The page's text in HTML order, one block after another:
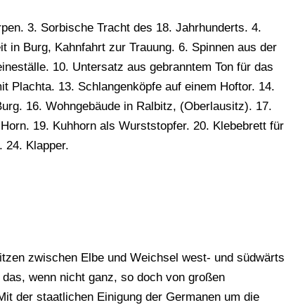
3. Sorbische Tracht des 18. Jahrhunderts. 4.
in Burg, Kahnfahrt zur Trauung. 6. Spinnen aus der
10. Untersatz aus gebranntem Ton für das
Plachta. 13. Schlangenköpfe auf einem Hoftor. 14.
16. Wohngebäude in Ralbitz, (Oberlausitz). 17.
19. Kuhhorn als Wurststopfer. 20. Klebebrett für
24. Klapper.
zwischen Elbe und Weichsel west- und südwärts
wenn nicht ganz, so doch von großen
der staatlichen Einigung der Germanen um die